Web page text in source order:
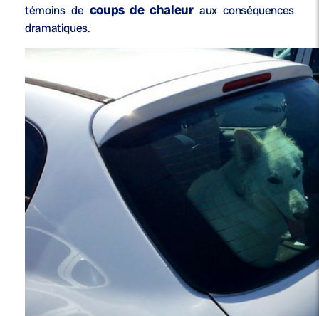
témoins de coups de chaleuraux conséquences
dramatiques.